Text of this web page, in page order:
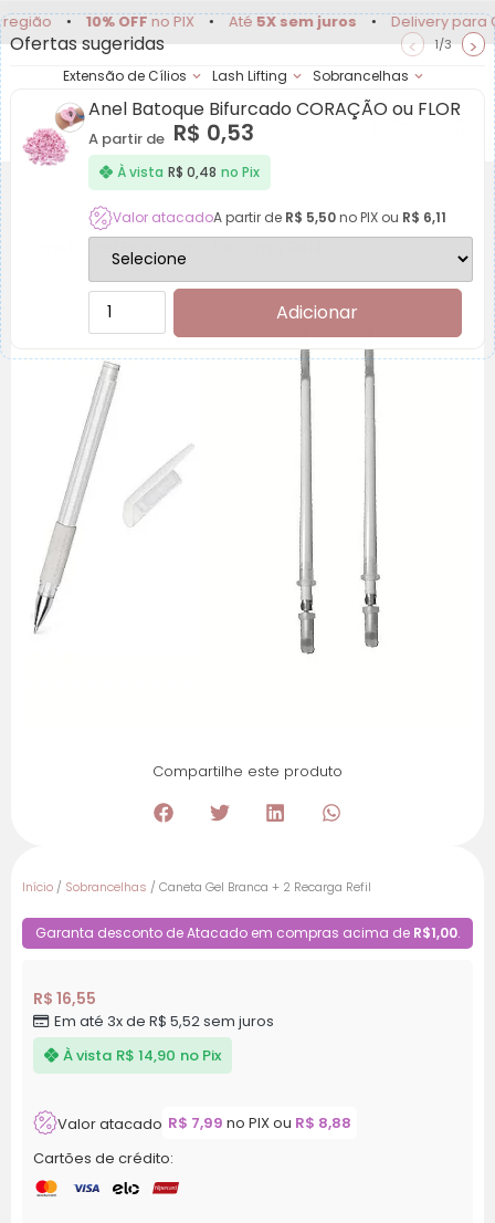
• 10% OFFno PIX • Até5X sem juros • Delivery para
Extensão de Cílios Lash Lifting Sobrancelhas
Achadinhos Minha
Caneta Gel Branca + 2 Recarga Refil
Compartilhe este produto
Início / Sobrancelhas / Caneta Gel Branca + 2 Recarga Refil
Garanta desconto de Atacado em compras acima de R$1,00.
R$ 16,55
Em até 3x de R$ 5,52sem juros
À vista R$ 14,90 no Pix
Cartões de crédito:
Valor atacado R$ 7,99 no PIX ou R$ 8,88
Ofertas sugeridas < 1/3 >
Anel Batoque Bifurcado CORAÇÃO ou FLOR
A partir de R$ 0,53
À vista R$ 0,48 no Pix
Valor atacadoA partir de R$ 5,50no PIX ou R$ 6,11
Adicionar